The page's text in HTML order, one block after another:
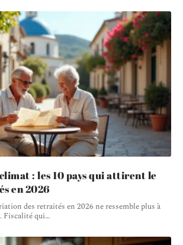
: les 10 pays qui attirent le
en 2026
des retraités en 2026 ne ressemble plus à
Fiscalité qui…